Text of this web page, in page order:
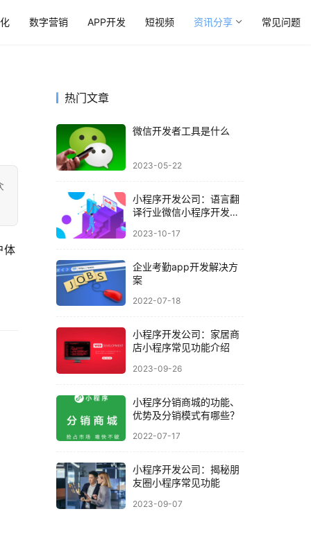
数字营销 APP开发 短视频 资讯分享 常见问题
体
热门文章
微信开发者工具是什么
2023-05-22
小程序开发公司：语言翻
译行业微信小程序开发解
2023-10-17
企业考勤app开发解决方
案
2022-07-18
小程序开发公司：家居商
店小程序常见功能介绍
2023-09-26
小程序分销商城的功能、
优势及分销模式有哪些？
2022-07-17
小程序开发公司：揭秘朋
友圈小程序常见功能
2023-09-07